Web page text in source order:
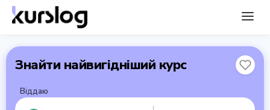
Знайти найвигідніший курс
Віддаю